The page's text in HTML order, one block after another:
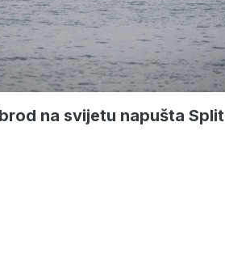
na svijetu napušta Split